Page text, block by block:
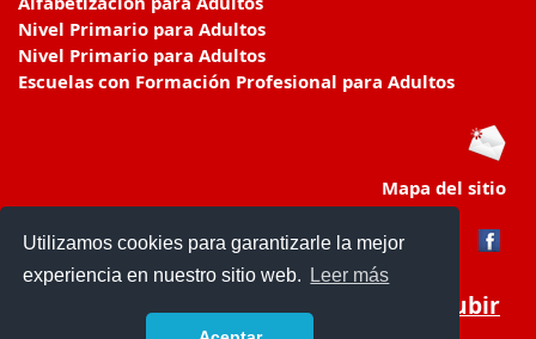
Utilizamos cookies para garantizarle la mejor
experiencia en nuestro sitio web.
Leer más
Nivel Primario para Adultos
Nivel Primario para Adultos
Escuelas con Formación Profesional para Adultos
Mapa del sitio
Subir